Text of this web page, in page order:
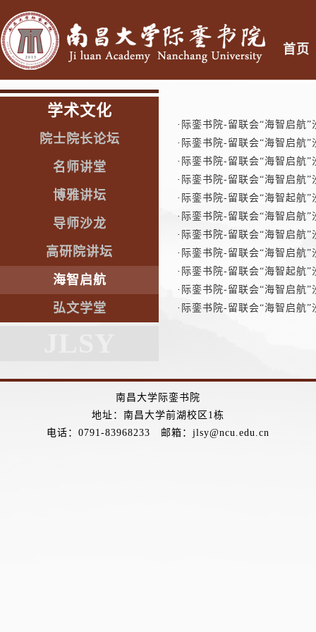
首页
学术文化
院士院长论坛
名师讲堂
博雅讲坛
导师沙龙
高研院讲坛
海智启航
弘文学堂
· 际銮书院-留联会“海智启航
· 际銮书院-留联会“海智启
· 际銮书院-留联会“海智启航
· 际銮书院-留联会“海智启
· 际銮书院-留联会“海智起
· 际銮书院-留联会“海智启
· 际銮书院-留联会“海智启
· 际銮书院-留联会“海智启
· 际銮书院-留联会“海智起
· 际銮书院-留联会“海智启航”
· 际銮书院-留联会“海智启航”
南昌大学际銮书院
地址：南昌大学前湖校区1栋
电话：0791-83968233 邮箱：jlsy@ncu.edu.cn